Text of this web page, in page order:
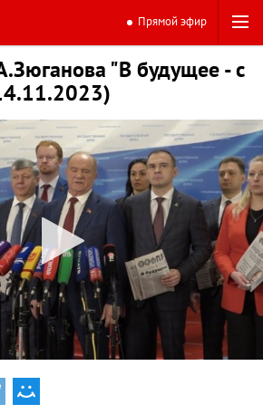
Прямой эфир
"В будущее - с
12:33